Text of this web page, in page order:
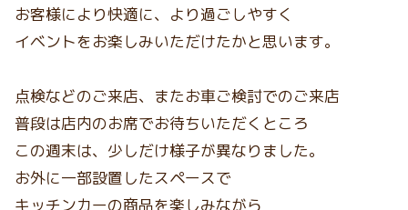
お客様により快適に、より過ごしやすく
イベントをお楽しみいただけたかと思います。
点検などのご来店、またお車ご検討でのご来店
普段は店内のお席でお待ちいただくところ
この週末は、少しだけ様子が異なりました。
お外に一部設置したスペースで
キッチンカーの商品を楽しみながら